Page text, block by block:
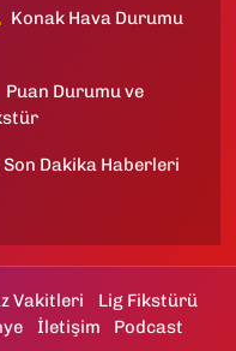
Konak Hava Durumu
Puan Durumu ve
Son Dakika Haberleri
Vakitleri
Lig Fikstürü
İletişim Podcast